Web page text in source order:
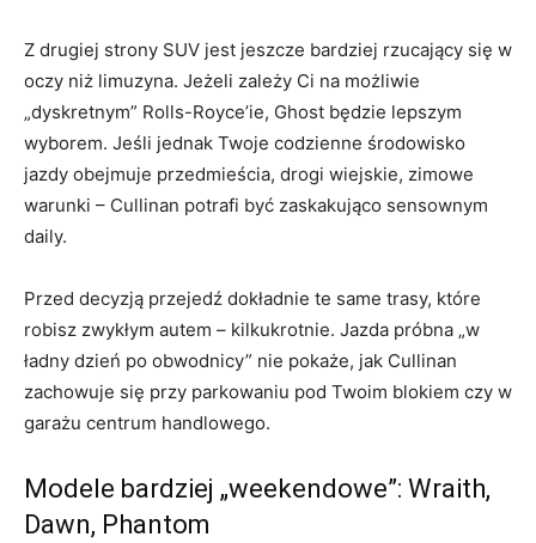
Z drugiej strony SUV jest jeszcze bardziej rzucający się w
oczy niż limuzyna. Jeżeli zależy Ci na możliwie
„dyskretnym” Rolls-Royce’ie, Ghost będzie lepszym
wyborem. Jeśli jednak Twoje codzienne środowisko
jazdy obejmuje przedmieścia, drogi wiejskie, zimowe
warunki – Cullinan potrafi być zaskakująco sensownym
daily.
Przed decyzją przejedź dokładnie te same trasy, które
robisz zwykłym autem – kilkukrotnie. Jazda próbna „w
ładny dzień po obwodnicy” nie pokaże, jak Cullinan
zachowuje się przy parkowaniu pod Twoim blokiem czy w
garażu centrum handlowego.
Modele bardziej „weekendowe”: Wraith,
Dawn, Phantom